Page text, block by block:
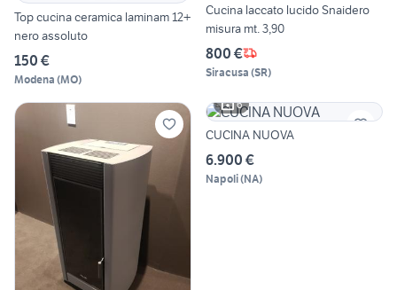
Top cucina ceramica laminam 12+
nero assoluto
150 €
Modena (MO)
Cucina laccato lucido Snaidero
misura mt. 3,90
800 €
Siracusa (SR)
6
CUCINA NUOVA
6.900 €
Napoli(NA)